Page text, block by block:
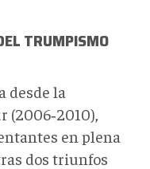
TRUMPISMO
desde la
(2006‑2010),
en plena
dos triunfos